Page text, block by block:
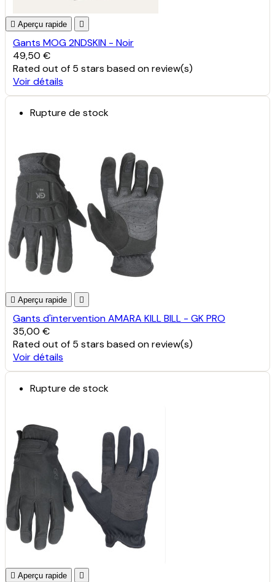
 Aperçu rapide 
Gants MOG 2NDSKIN - Noir
49,50 €
Ratedout of 5 stars based onreview(s)
Voir détails
Rupture de stock
 Aperçu rapide 
Gants d'intervention AMARA KILL BILL - GK PRO
35,00 €
Ratedout of 5 stars based onreview(s)
Voir détails
Rupture de stock
 Aperçu rapide 